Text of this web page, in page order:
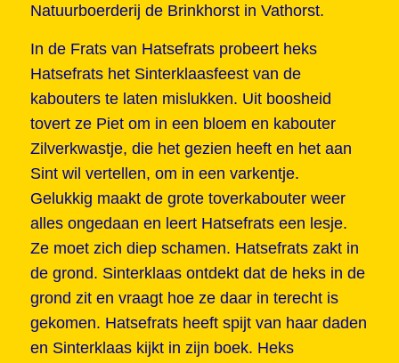
Natuurboerderij de Brinkhorst in Vathorst.
In de Frats van Hatsefrats probeert heks
Hatsefrats het Sinterklaasfeest van de
kabouters te laten mislukken. Uit boosheid
tovert ze Piet om in een bloem en kabouter
Zilverkwastje, die het gezien heeft en het aan
Sint wil vertellen, om in een varkentje.
Gelukkig maakt de grote toverkabouter weer
alles ongedaan en leert Hatsefrats een lesje.
Ze moet zich diep schamen. Hatsefrats zakt in
de grond. Sinterklaas ontdekt dat de heks in de
grond zit en vraagt hoe ze daar in terecht is
gekomen. Hatsefrats heeft spijt van haar daden
en Sinterklaas kijkt in zijn boek. Heks